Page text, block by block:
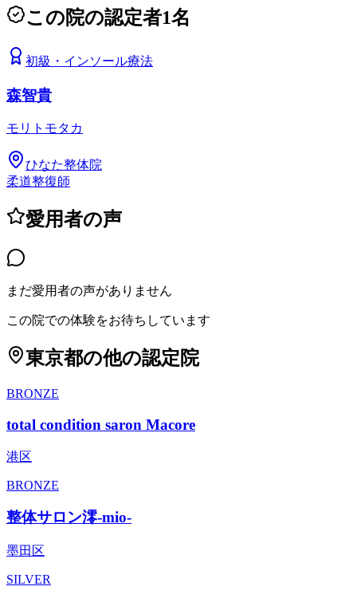
この院の認定者1名
初級 ・ インソール療法
森智貴
モリトモタカ
ひなた整体院
柔道整復師
愛用者の声
まだ愛用者の声がありません
この院での体験をお待ちしています
東京都の他の認定院
BRONZE
total condition saron Macore
港区
BRONZE
整体サロン澪-mio-
墨田区
SILVER